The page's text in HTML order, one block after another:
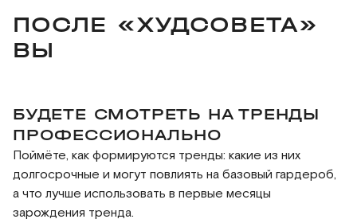
изделий, материалов, цветовой палитры, а это
повысит вашу ценность в их глазах.
способных гибко перестроить процессы и
внедрять актуальные решения «здесь и
клиентами в режиме текущего сезона и
подбирающим для них изделия, материалы и
силуэты.
Людям, которые шьют для себя и хотят
создать уникальный индивидуальный стиль,
начнётся встреча, это ценные 2 минуты
перед вебинаром мы пришлем ссылку для
запись «Худсовета» будет доступна через 1
ПОСЛЕ «ХУДСОВЕТА»
ВЫ
БУДЕТЕ СМОТРЕТЬ НА ТРЕНДЫ
ПРОФЕССИОНАЛЬНО
Поймёте, как формируются тренды: какие из них
долгосрочные и могут повлиять на базовый гардероб,
а что лучше использовать в первые месяцы
зарождения тренда.